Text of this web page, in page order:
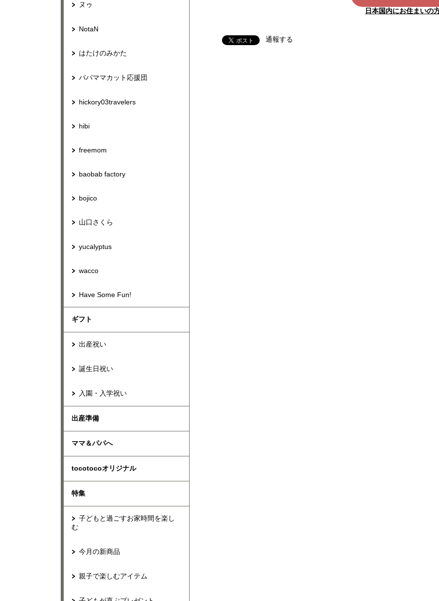
ヌゥ
NotaN
はたけのみかた
パパママカット応援団
hickory03travelers
hibi
freemom
baobab factory
bojico
山口さくら
yucalyptus
wacco
Have Some Fun!
ギフト
出産祝い
誕生日祝い
入園・入学祝い
出産準備
ママ＆パパへ
tocotocoオリジナル
特集
子どもと過ごすお家時間を楽し
む
今月の新商品
親子で楽しむアイテム
日本国内にお住まいの
通報する